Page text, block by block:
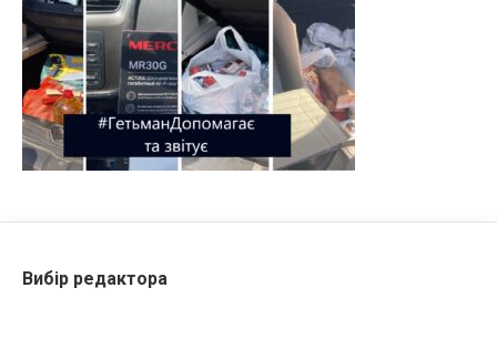
Вибір редактора